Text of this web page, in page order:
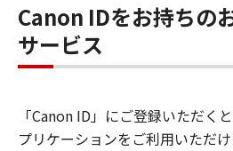
Canon IDをお持ちの
サービス
「Canon ID」にご登録いただく
プリケーションをご利用いただけ